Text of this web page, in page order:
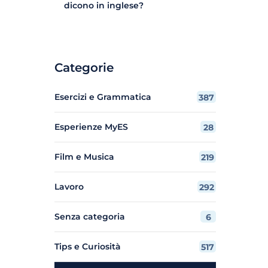
dicono in inglese?
Categorie
Esercizi e Grammatica 387
Esperienze MyES 28
Film e Musica 219
Lavoro 292
Senza categoria 6
Tips e Curiosità 517